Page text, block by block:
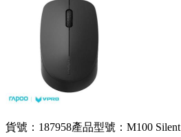
貨號：187958產品型號：M100 Silent